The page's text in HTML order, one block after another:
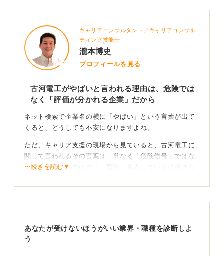
キャリアコンサルタント／キャリアコンサル
ティング技能士
瀧本博史
プロフィールを見る
古河電工がやばいと言われる理由は、危険では
なく「評価が分かれる企業」だから
ネット検索で企業名の横に「やばい」という言葉が出て
くると、どうしても不安になりますよね。
ただ、キャリア支援の現場から見ていると、古河電工に
関して言われるその言葉は、単なる「危険信号」ではな
く、大企業ならではの「二面性」を表しているに過ぎな
入社難易度が高すぎることがやばさを際立たせてい
まず、その「やばさ」の正体の一つは、シンプルに「入
⋯続きを読む▼
あなたが受けないほうがいい業界・職種を診断しよ
う